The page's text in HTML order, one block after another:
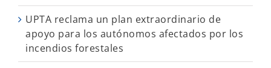
UPTA reclama un plan extraordinario de
apoyo para los autónomos afectados por los
incendios forestales